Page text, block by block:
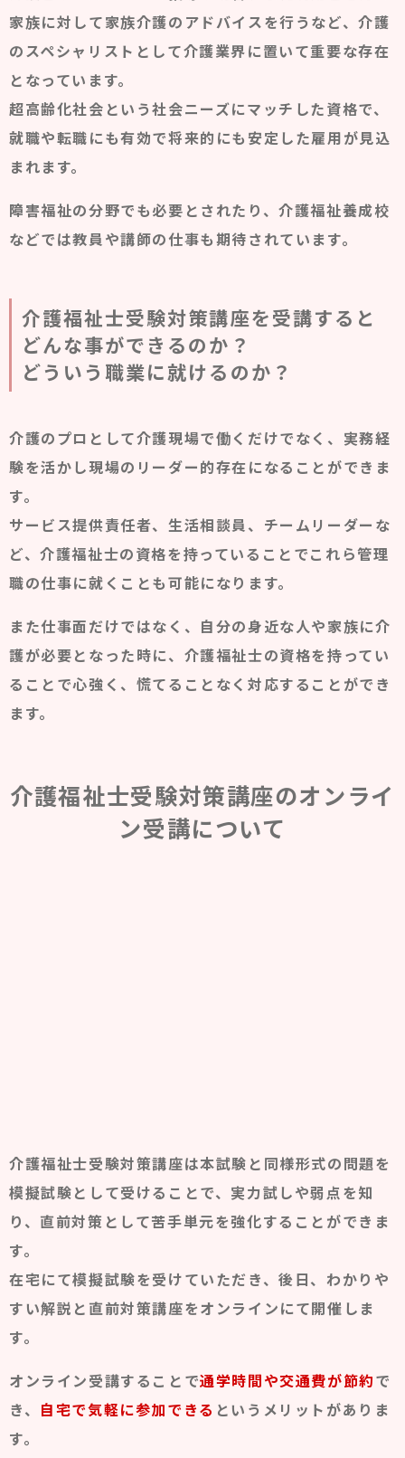
家族に対して家族介護のアドバイスを行うなど、介護
のスペシャリストとして介護業界に置いて重要な存在
となっています。
超高齢化社会という社会ニーズにマッチした資格で、
就職や転職にも有効で将来的にも安定した雇用が見込
まれます。
障害福祉の分野でも必要とされたり、介護福祉養成校
などでは教員や講師の仕事も期待されています。
介護福祉士受験対策講座を受講すると
どんな事ができるのか？
どういう職業に就けるのか？
介護のプロとして介護現場で働くだけでなく、実務経
験を活かし現場のリーダー的存在になることができま
す。
サービス提供責任者、生活相談員、チームリーダーな
ど、介護福祉士の資格を持っていることでこれら管理
職の仕事に就くことも可能になります。
また仕事面だけではなく、自分の身近な人や家族に介
護が必要となった時に、介護福祉士の資格を持ってい
ることで心強く、慌てることなく対応することができ
ます。
介護福祉士受験対策講座のオンライ
ン受講について
介護福祉士受験対策講座は本試験と同様形式の問題を
模擬試験として受けることで、実力試しや弱点を知
り、直前対策として苦手単元を強化することができま
す。
在宅にて模擬試験を受けていただき、後日、わかりや
すい解説と直前対策講座をオンラインにて開催しま
す。
オンライン受講することで通学時間や交通費が節約で
き、 自宅で気軽に参加できる というメリットがありま
す。